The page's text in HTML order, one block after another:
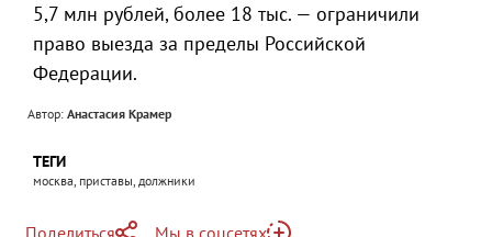
5,7 млн рублей, более 18 тыс. — ограничили
право выезда за пределы Российской
Федерации.
Автор: Анастасия Крамер
ТЕГИ
москва, приставы, должники
Поделиться
Мы в соцсетях